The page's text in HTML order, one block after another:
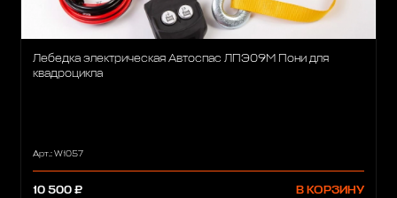
Лебедка электрическая Автоспас ЛПЭ09М Пони для
квадроцикла
Арт.: W1057
10 500 ₽ В КОРЗИНУ